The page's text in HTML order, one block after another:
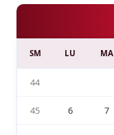
SM LU MA
44
45 6 7